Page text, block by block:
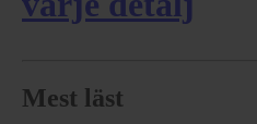
Mest läst